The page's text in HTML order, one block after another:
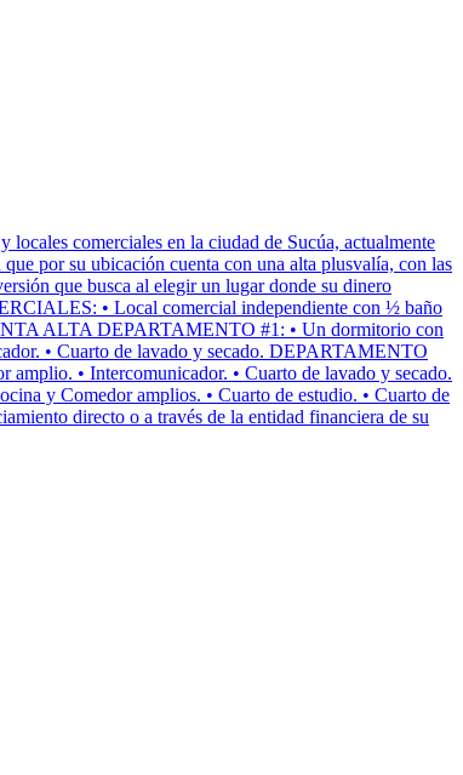
comerciales en la ciudad de Sucúa, actualmente
por su ubicación cuenta con una alta plusvalía, con las
que busca al elegir un lugar donde su dinero
• Local comercial independiente con ½ baño
ALTA DEPARTAMENTO #1: • Un dormitorio con
• Cuarto de lavado y secado. DEPARTAMENTO
• Intercomunicador. • Cuarto de lavado y secado.
y Comedor amplios. • Cuarto de estudio. • Cuarto de
directo o a través de la entidad financiera de su